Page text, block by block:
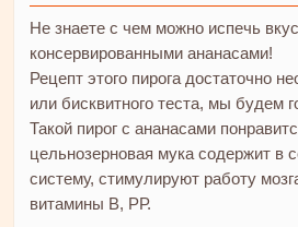
Не знаете с чем можно испечь
консервированными ананасами!
Рецепт этого пирога достаточно
или бисквитного теста, мы будем
Такой пирог с ананасами
цельнозерновая мука содержит
систему, стимулируют работу
витамины В, РР.